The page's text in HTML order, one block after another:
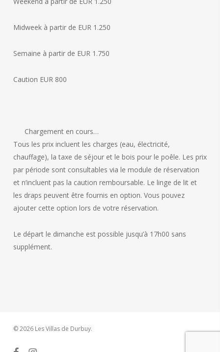
Midweek à partir de EUR 1.250
Semaine à partir de EUR 1.750
Caution EUR 800
Chargement en cours…
Tous les prix incluent les charges (eau, électricité,
chauffage), la taxe de séjour et le bois pour le poêle. Les prix
par période sont consultables via le module de réservation
et n’incluent pas la caution remboursable. Le linge de lit et
les draps peuvent être fournis en option. Vous pouvez
ajouter cette option lors de votre réservation.
Le départ le dimanche est possible jusqu’à 17h00 sans
supplément.
© 2026 Les Villas de Durbuy.